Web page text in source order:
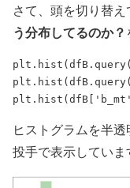
さて、頭を切り替え
う分布してるのか？
ヒストグラムを半
投手で表示していま